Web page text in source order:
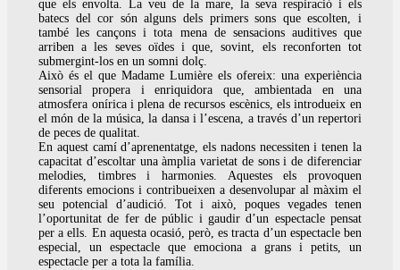
que els envolta. La veu de la mare, la seva respiració i els
batecs del cor són alguns dels primers sons que escolten, i
també les cançons i tota mena de sensacions auditives que
arriben a les seves oïdes i que, sovint, els reconforten tot
submergint-los en un somni dolç.
Això és el que Madame Lumière els ofereix: una experiència
sensorial propera i enriquidora que, ambientada en una
atmosfera onírica i plena de recursos escènics, els introdueix en
el món de la música, la dansa i l’escena, a través d’un repertori
de peces de qualitat.
En aquest camí d’aprenentatge, els nadons necessiten i tenen la
capacitat d’escoltar una àmplia varietat de sons i de diferenciar
melodies, timbres i harmonies. Aquestes els provoquen
diferents emocions i contribueixen a desenvolupar al màxim el
seu potencial d’audició. Tot i això, poques vegades tenen
l’oportunitat de fer de públic i gaudir d’un espectacle pensat
per a ells. En aquesta ocasió, però, es tracta d’un espectacle ben
especial, un espectacle que emociona a grans i petits, un
espectacle per a tota la família.